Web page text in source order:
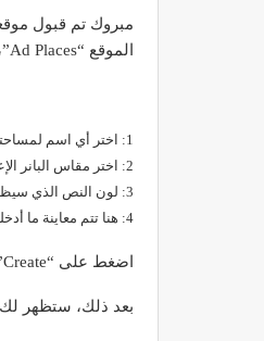
الموقع “Ad Places”، واضغط على “New Ad Place”، سيظهر لك ما يلي:
1: اختر أي اسم لمساحتك الإعلانية.
2: اختر مقاس البانر الإعلاني الذي يناسبك.
3: لون النص الذي سيظهر على البانر عند مرور الفأرة عليه (يفضل ترك اللون الافتراضي).
4: هنا تتم معاينة ما أدخلته في الحقول.
اضغط على “Create” وانتهينا!
بعد ذلك، ستظهر